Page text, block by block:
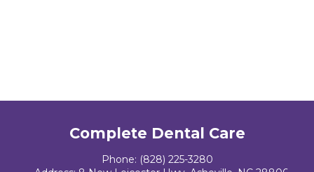
Complete Dental Care
Phone: (828) 225-3280